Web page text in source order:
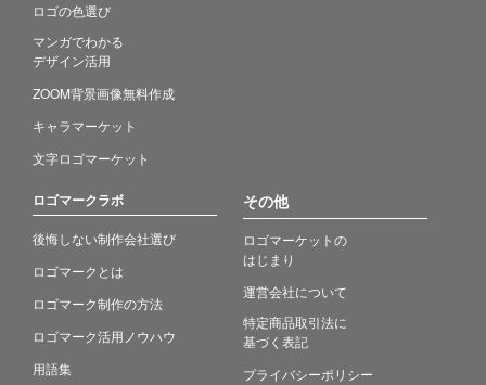
ロゴの色選び
マンガでわかる
デザイン活用
ZOOM背景画像無料作成
キャラマーケット
文字ロゴマーケット
ロゴマークラボ
後悔しない制作会社選び
ロゴマークとは
ロゴマーク制作の方法
ロゴマーク活用ノウハウ
用語集
その他
ロゴマーケットの
はじまり
運営会社について
特定商品取引法に
基づく表記
プライバシーポリシー